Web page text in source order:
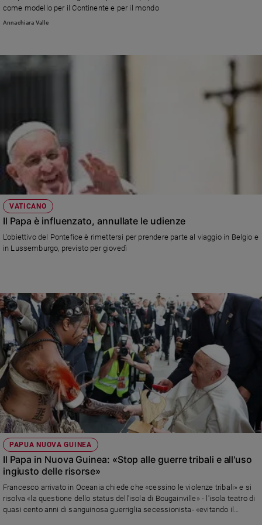
e
giovani
Riflessioni
Foto
Video
Podcast
Chi
siamo
Contatti
Pubblicità
Registrati
Redazione
Social
come modello per il Continente e per il mondo
Annachiara Valle
VATICANO
Il Papa è influenzato, annullate le udienze
L'obiettivo del Pontefice è rimettersi per prendere parte al viaggio in Belgio e
in Lussemburgo, previsto per giovedì
PAPUA NUOVA GUINEA
Il Papa in Nuova Guinea: «Stop alle guerre tribali e all'uso
ingiusto delle risorse»
Francesco arrivato in Oceania chiede che «cessino le violenze tribali» e si
risolva «la questione dello status dell'isola di Bougainville» - l'isola teatro di
quasi cento anni di sanguinosa guerriglia secessionista- «evitando il